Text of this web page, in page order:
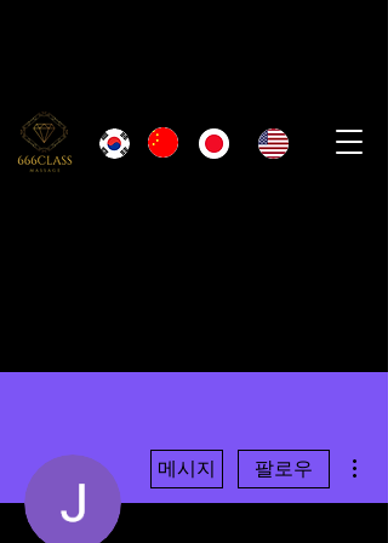
메시지 팔로우